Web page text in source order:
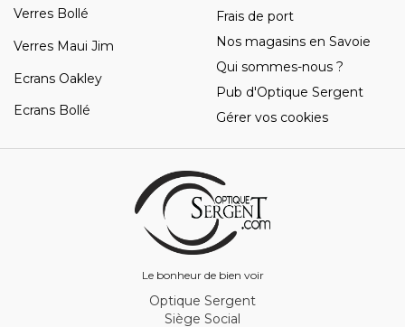
Le bonheur de bien voir
Verres Bollé
Verres Maui Jim
Ecrans Oakley
Ecrans Bollé
Frais de port
Nos magasins en Savoie
Qui sommes-nous ?
Pub d'Optique Sergent
Gérer vos cookies
Optique Sergent
Siège Social